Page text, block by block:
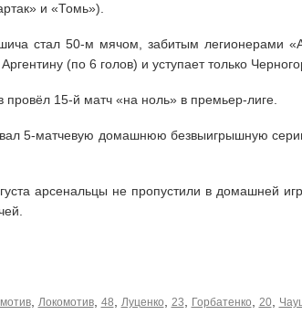
и «Томь»).
стал 50-м мячом, забитым легионерами
(по 6 голов) и уступает только
15-й матч «на ноль» в премьер-лиге.
5-матчевую домашнюю безвыигрышную
арсенальцы не пропустили в домашней
, Локомотив, 48, Луценко, 23, Горбатенко, 20,